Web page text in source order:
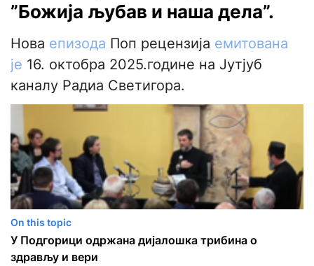
”Божија љубав и наша дела”.
Нова епизода Поп рецензија емитована
је 16. октобра 2025.године на Јутјуб
каналу Радиа Светигора.
On this topic
У Подгорици одржана дијалошка трибина о
здрављу и вери